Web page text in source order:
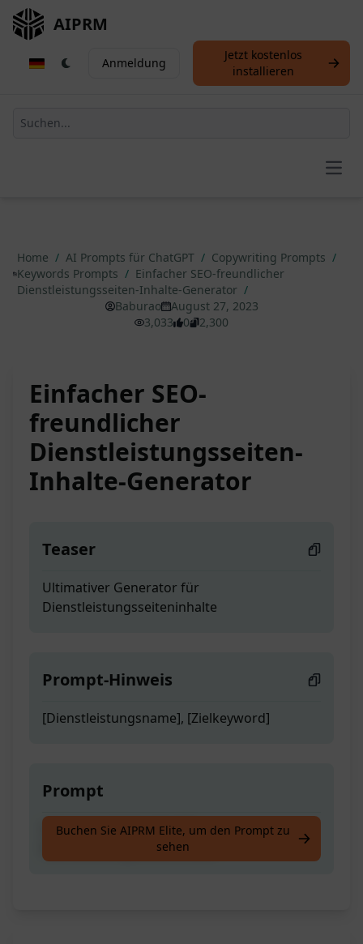
AIPRM
Anmeldung
Jetzt kostenlos
installieren
Home / AI Prompts für ChatGPT / Copywriting Prompts /
Keywords Prompts / Einfacher SEO-freundlicher
Dienstleistungsseiten-Inhalte-Generator /
Baburao
August 27, 2023
3,033
0 2,300
Einfacher SEO-
freundlicher
Dienstleistungsseiten-
Inhalte-Generator
Teaser
Ultimativer Generator für
Dienstleistungsseiteninhalte
Prompt-Hinweis
[Dienstleistungsname], [Zielkeyword]
Prompt
Ultimativer Generator für
Dienstleistungsseiteninhalte
Buchen Sie AIPRM Elite, um den Prompt zu
sehen